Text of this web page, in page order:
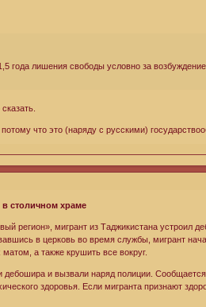
года лишения свободы условно за
что это (наряду с русскими)
столичном храме
регион», мигрант из Таджикистана устроил
в церковь во время службы, мигрант
а также крушить все вокруг.
дебошира и вызвали наряд полиции.
здоровья. Если мигранта признают